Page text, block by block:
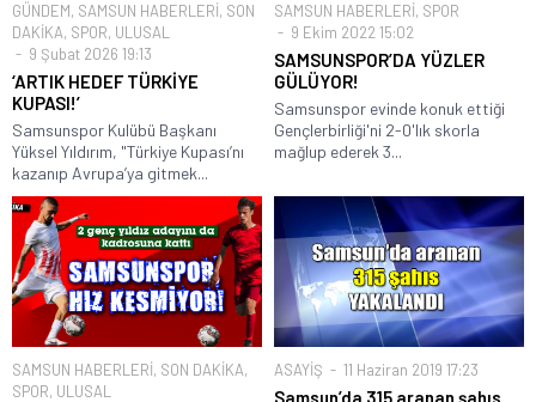
GÜNDEM, SAMSUN HABERLERİ, SON
DAKİKA, SPOR, ULUSAL
9 Şubat 2026 19:13
‘ARTIK HEDEF TÜRKİYE
KUPASI!’
Samsunspor Kulübü Başkanı
Yüksel Yıldırım, "Türkiye Kupası’nı
kazanıp Avrupa’ya gitmek...
SAMSUN HABERLERİ, SPOR
9 Ekim 2022 15:02
SAMSUNSPOR’DA YÜZLER
GÜLÜYOR!
Samsunspor evinde konuk ettiği
Gençlerbirliği'ni 2-0'lık skorla
mağlup ederek 3...
SAMSUN HABERLERİ, SON DAKİKA,
SPOR, ULUSAL
ASAYİŞ 11 Haziran 2019 17:23
Samsun’da 315 aranan şahıs